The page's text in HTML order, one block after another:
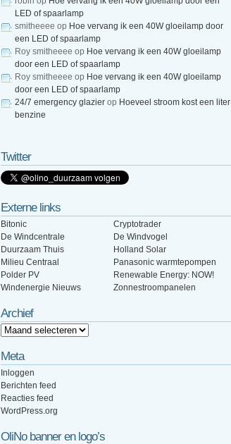
LED of spaarlamp
smitheeee op Hoe vervang ik een 40W gloeilamp door
een LED of spaarlamp
Roy smitheeee op Hoe vervang ik een 40W gloeilamp
door een LED of spaarlamp
Roy smitheeee op Hoe vervang ik een 40W gloeilamp
door een LED of spaarlamp
24/7 emergency glazier op Hoeveel stroom kost een liter
benzine
Twitter
Externe links
Bitonic
Cryptotrader
De Windcentrale
De Windvogel
Duurzaam Thuis
Holland Solar
Milieu Centraal
Panasonic warmtepompen
Polder PV
Renewable Energy: NOW!
Windenergie Nieuws
Zonnestroompanelen
Archief
Meta
Inloggen
Berichten feed
Reacties feed
WordPress.org
OliNo banner en logo’s